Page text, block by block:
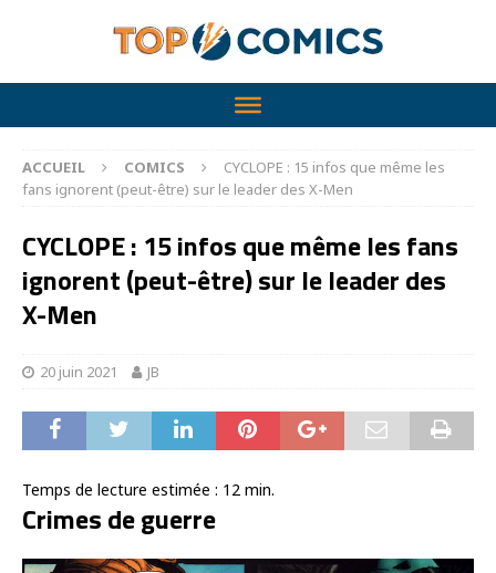
ACCUEIL COMICS
CYCLOPE : 15 infos que même les
fans ignorent (peut-être) sur le leader des X-Men
CYCLOPE : 15 infos que même les fans
ignorent (peut-être) sur le leader des
X-Men
20 juin 2021 JB
Temps de lecture estimée : 12 min.
Crimes de guerre